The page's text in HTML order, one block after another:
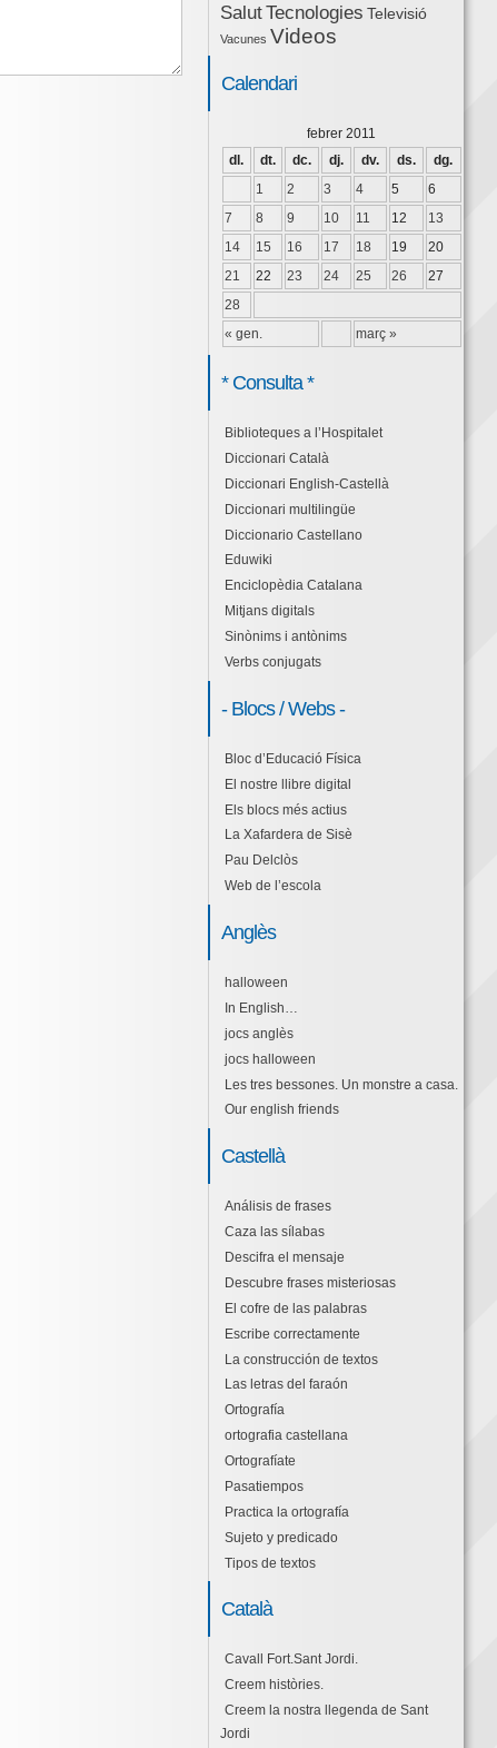
SalutTecnologies Televisió
Vacunes Videos
Calendari
febrer 2011
dl.
dt. dc. dj. dv. ds. dg.
« gen. març »
1 2 3 4 5
6
7
8 9 10 11 12
13
14
15 16 17 18 19
20
21
22 23 24 25 26
27
28
* Consulta *
Biblioteques a l’Hospitalet
Diccionari Català
Diccionari English-Castellà
Diccionari multilingüe
Diccionario Castellano
Eduwiki
Enciclopèdia Catalana
Mitjans digitals
Sinònims i antònims
Verbs conjugats
- Blocs / Webs -
Bloc d’Educació Física
El nostre llibre digital
Els blocs més actius
La Xafardera de Sisè
Pau Delclòs
Web de l’escola
Anglès
halloween
In English…
jocs anglès
jocs halloween
Les tres bessones. Un monstre a casa.
Our english friends
Castellà
Análisis de frases
Caza las sílabas
Descifra el mensaje
Descubre frases misteriosas
El cofre de las palabras
Escribe correctamente
La construcción de textos
Las letras del faraón
Ortografía
ortografia castellana
Ortografíate
Pasatiempos
Practica la ortografía
Sujeto y predicado
Tipos de textos
Català
Cavall Fort.Sant Jordi.
Creem històries.
Creem la nostra llegenda de Sant
Jordi